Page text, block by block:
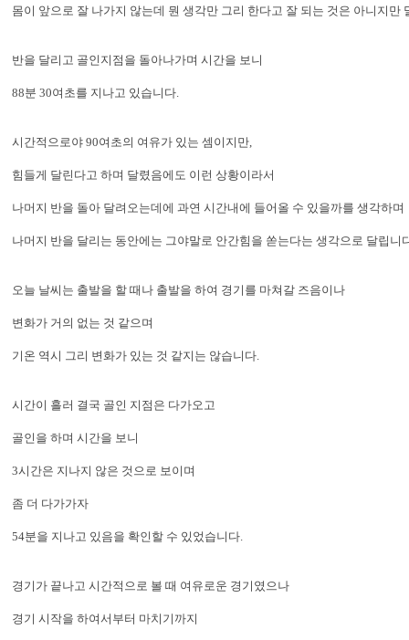
몸이 앞으로 잘 나가지 않는데 뭔 생각만 그리 한다고 잘 되는 것은 아니지만
반을 달리고 골인지점을 돌아나가며 시간을 보니
88분 30여초를 지나고 있습니다.
시간적으로야 90여초의 여유가 있는 셈이지만,
힘들게 달린다고 하며 달렸음에도 이런 상황이라서
나머지 반을 돌아 달려오는데에 과연 시간내에 들어올 수 있을까를 생각하며
나머지 반을 달리는 동안에는 그야말로 안간힘을 쏟는다는 생각으로 달립니
오늘 날씨는 출발을 할 때나 출발을 하여 경기를 마쳐갈 즈음이나
변화가 거의 없는 것 같으며
기온 역시 그리 변화가 있는 것 같지는 않습니다.
시간이 흘러 결국 골인 지점은 다가오고
골인을 하며 시간을 보니
3시간은 지나지 않은 것으로 보이며
좀 더 다가가자
54분을 지나고 있음을 확인할 수 있었습니다.
경기가 끝나고 시간적으로 볼 때 여유로운 경기였으나
경기 시작을 하여서부터 마치기까지